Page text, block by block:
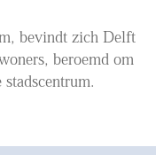
bevindt zich Delft
beroemd om